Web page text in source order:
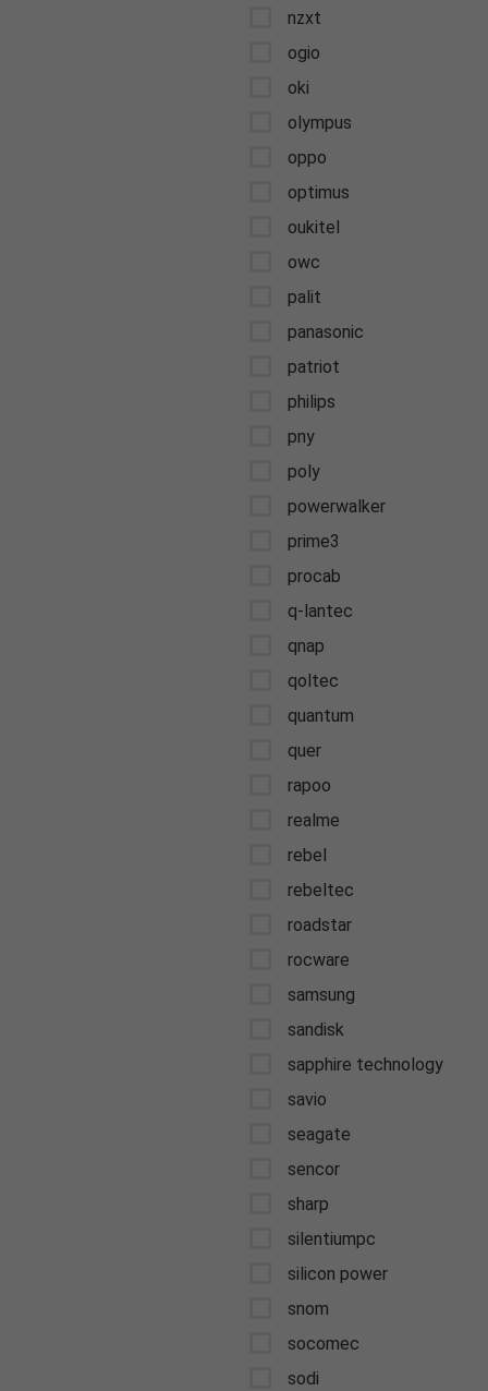
nzxt
ogio
oki
olympus
oppo
optimus
oukitel
owc
palit
panasonic
patriot
philips
pny
poly
powerwalker
prime3
procab
q-lantec
qnap
qoltec
quantum
quer
rapoo
realme
rebel
rebeltec
roadstar
rocware
samsung
sandisk
sapphire technology
savio
seagate
sencor
sharp
silentiumpc
silicon power
snom
socomec
sodi